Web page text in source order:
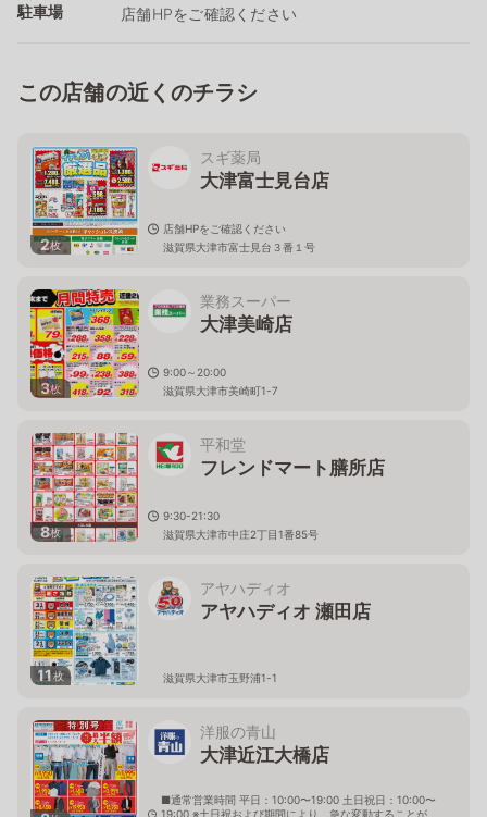
駐車場 店舗HPをご確認ください
この店舗の近くのチラシ
2枚
スギ薬局
大津富士見台店
店舗HPをご確認ください
滋賀県大津市富士見台３番１号
3枚
業務スーパー
大津美崎店
9:00～20:00
滋賀県大津市美崎町1-7
8枚
平和堂
フレンドマート膳所店
9:30-21:30
滋賀県大津市中庄2丁目1番85号
11枚
アヤハディオ
アヤハディオ 瀬田店
滋賀県大津市玉野浦1-1
洋服の青山
大津近江大橋店
■通常営業時間 平日：10:00〜19:00 土日祝日：10:00〜
19:00 ※土日祝および期間により、急な変動することが